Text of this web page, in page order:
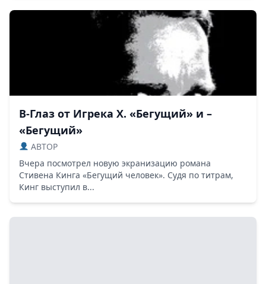
В-Глаз от Игрека Х. «Бегущий» и –
«Бегущий»
ABTOP
Вчера посмотрел новую экранизацию романа
Стивена Кинга «Бегущий человек». Судя по титрам,
Кинг выступил в...